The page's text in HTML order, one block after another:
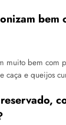
bem
muito bem com
caça e queijos